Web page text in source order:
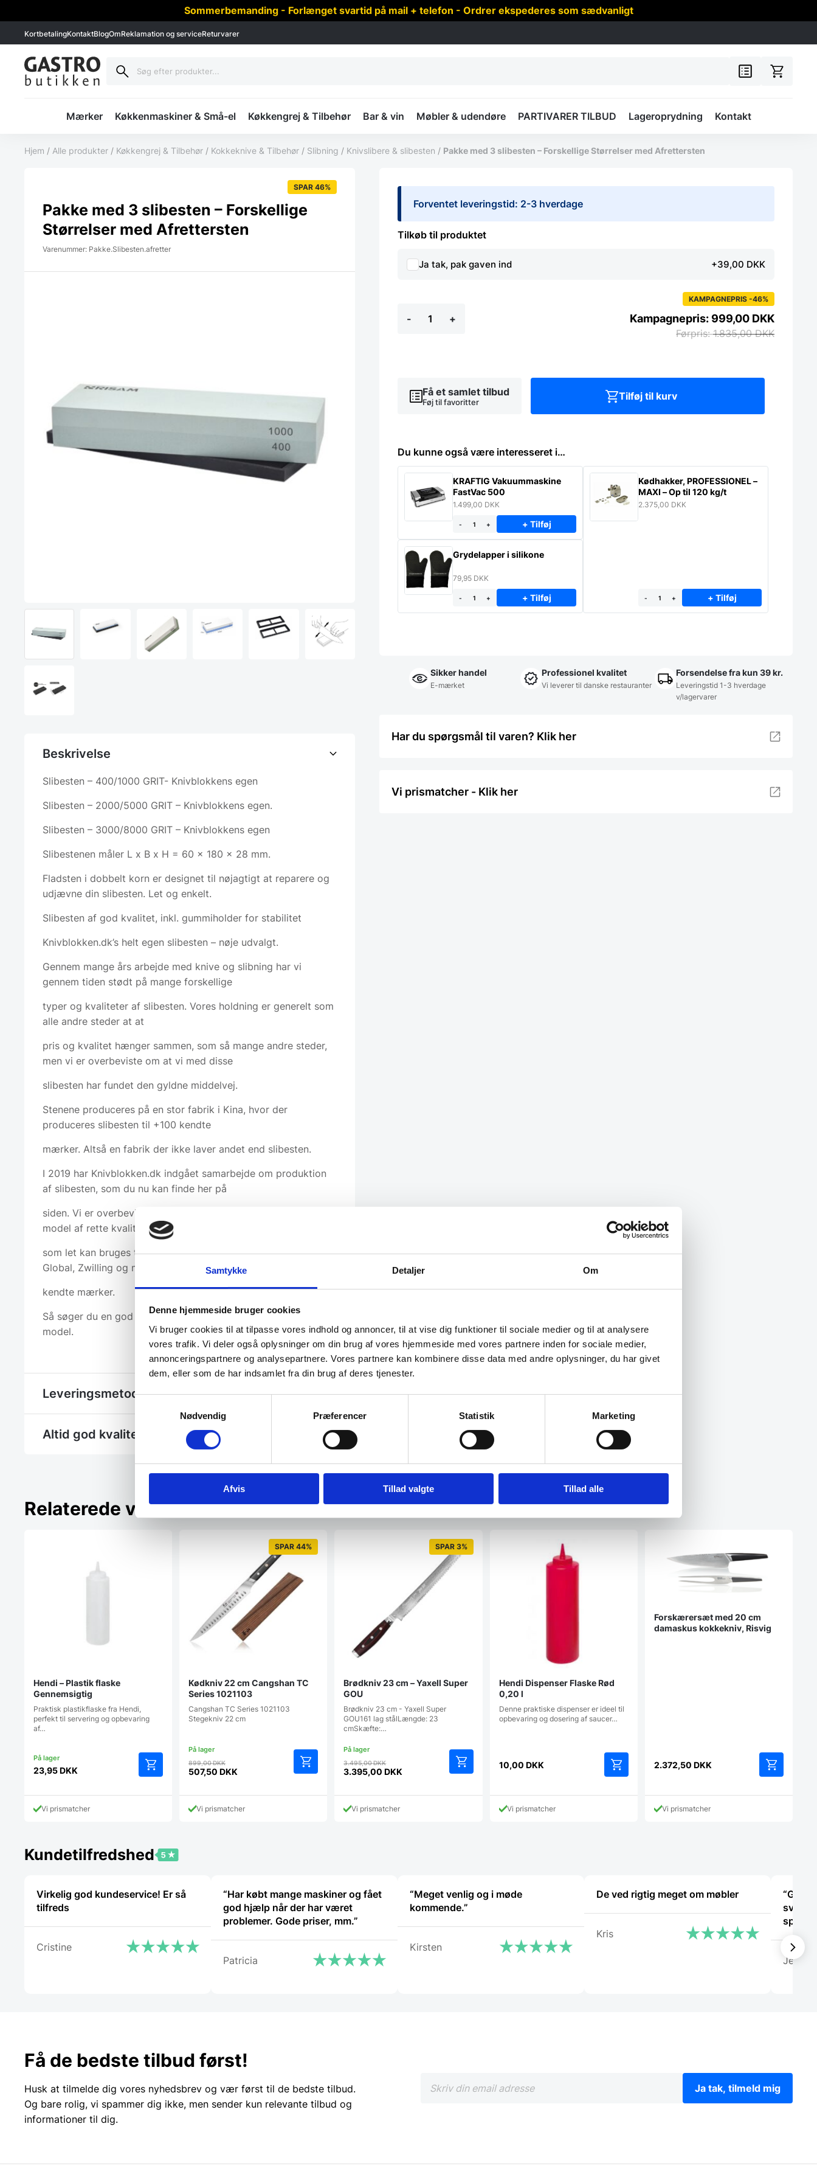
Samtykke Detaljer Om
Denne hjemmeside bruger cookies
Vi bruger cookies til at tilpasse vores indhold og annoncer, til at vise dig funktioner til sociale medier og til at analysere
vores trafik. Vi deler også oplysninger om din brug af vores hjemmeside med vores partnere inden for sociale medier,
annonceringspartnere og analysepartnere. Vores partnere kan kombinere disse data med andre oplysninger, du har givet
dem, eller som de har indsamlet fra din brug af deres tjenester.
Samtykkevalg
Nødvendig
Præferencer Statistik Marketing
Afvis Tillad valgte Tillad alle
Sommerbemanding - Forlænget svartid på mail + telefon - Ordrer ekspederes som sædvanligt
KortbetalingKontaktBlogOmReklamation og serviceReturvarer
Mærker Køkkenmaskiner & Små-el Køkkengrej & Tilbehør Bar & vin Møbler & udendøre PARTIVARER TILBUD Lageroprydning Kontakt
Hjem / Alle produkter / Køkkengrej & Tilbehør / Kokkeknive & Tilbehør / Slibning / Knivslibere & slibesten / Pakke med 3 slibesten – Forskellige Størrelser med Afrettersten
SPAR 46%
Pakke med 3 slibesten – Forskellige
Størrelser med Afrettersten
Varenummer: Pakke.Slibesten.afretter
Beskrivelse
Slibesten – 400/1000 GRIT- Knivblokkens egen
Slibesten – 2000/5000 GRIT – Knivblokkens egen.
Slibesten – 3000/8000 GRIT – Knivblokkens egen
Slibestenen måler L x B x H = 60 x 180 x 28 mm.
Fladsten i dobbelt korn er designet til nøjagtigt at reparere og
udjævne din slibesten. Let og enkelt.
Slibesten af god kvalitet, inkl. gummiholder for stabilitet
Knivblokken.dk’s helt egen slibesten – nøje udvalgt.
Gennem mange års arbejde med knive og slibning har vi
gennem tiden stødt på mange forskellige
typer og kvaliteter af slibesten. Vores holdning er generelt som
alle andre steder at at
pris og kvalitet hænger sammen, som så mange andre steder,
men vi er overbeviste om at vi med disse
slibesten har fundet den gyldne middelvej.
Stenene produceres på en stor fabrik i Kina, hvor der
produceres slibesten til +100 kendte
mærker. Altså en fabrik der ikke laver andet end slibesten.
I 2019 har Knivblokken.dk indgået samarbejde om produktion
af slibesten, som du nu kan finde her på
siden. Vi er overbeviste om at du med denne sten har fundet en
model af rette kvalitet,
som let kan bruges til både Yaxell, Miyabi, Samura, Kai Shun,
Global, Zwilling og mange flere
kendte mærker.
Så søger du en god slibesten til prisen; anbefaler vi denne
model.
Leveringsmetode
Altid god kvalitet, se her hvorfor
Forventet leveringstid: 2-3 hverdage
Tilkøb til produktet
Ja tak, pak gaven ind +39,00 DKK
-
med
Afrettersten
+
KAMPAGNEPRIS -46%
1.835,00DKK
999,00 DKK
Få et samlet tilbud
Føj til favoritter Tilføj til kurv
Du kunne også være interesseret i…
KRAFTIG Vakuummaskine
FastVac 500
1.499,00 DKK
- + + Tilføj
Grydelapper i silikone
79,95 DKK
- + + Tilføj
Kødhakker, PROFESSIONEL –
MAXI – Op til 120 kg/t
2.375,00 DKK
- + + Tilføj
Sikker handel
E-mærket
Professionel kvalitet
Vi leverer til danske restauranter
Forsendelse fra kun 39 kr.
Leveringstid 1-3 hverdage
v/lagervarer
Har du spørgsmål til varen? Klik her
Vi prismatcher - Klik her
Relaterede varer
Hendi – Plastik flaske
Gennemsigtig
Praktisk plastikflaske fra Hendi,
perfekt til servering og opbevaring
af…
23,95DKK
Vi prismatcher
SPAR 44%
Kødkniv 22 cm Cangshan TC
Series 1021103
Cangshan TC Series 1021103
Stegekniv 22 cm
899,00DKKDen
oprindelige
var:
899,00 DKK.
507,50DKK
aktuelle
pris
er:Vi prismatcher
SPAR 3%
Brødkniv 23 cm – Yaxell Super
GOU
Brødkniv 23 cm - Yaxell Super
GOU161 lag stålLængde: 23
cmSkæfte:…
3.495,00DKKDen
oprindelige
var:
3.495,00 DKK.
3.395,00DKK
aktuelle
pris
er:Vi prismatcher
Hendi Dispenser Flaske Rød
0,20 l
Denne praktiske dispenser er ideel til
opbevaring og dosering af saucer…
10,00 DKK
Vi prismatcher
Forskærersæt med 20 cm
damaskus kokkekniv, Risvig
2.372,50 DKK
Vi prismatcher
Kundetilfredshed
Virkelig god kundeservice! Er så
tilfreds
Cristine
“Har købt mange maskiner og fået
god hjælp når der har været
problemer. Gode priser, mm.”
Patricia
“Meget venlig og i møde
kommende.”
Kirsten
De ved rigtig meget om møbler
Kris
“God
svare
Få de bedste tilbud først!
Husk at tilmelde dig vores nyhedsbrev og vær først til de bedste tilbud.
Og bare rolig, vi spammer dig ikke, men sender kun relevante tilbud og
informationer til dig.
Ja tak, tilmeld mig